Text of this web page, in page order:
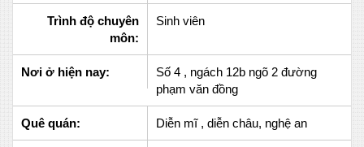
Trình độ chuyên
môn:
Sinh viên
Nơi ở hiện nay:
Số 4 , ngách 12b ngõ 2 đường
phạm văn đồng
Quê quán: Diễn mĩ , diễn châu, nghệ an